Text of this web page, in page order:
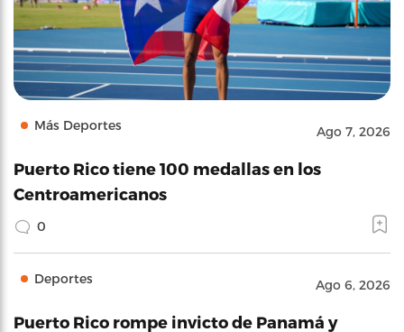
Más Deportes Ago 7, 2026
Puerto Rico tiene 100 medallas en los
Centroamericanos
0
Deportes Ago 6, 2026
Puerto Rico rompe invicto de Panamá y